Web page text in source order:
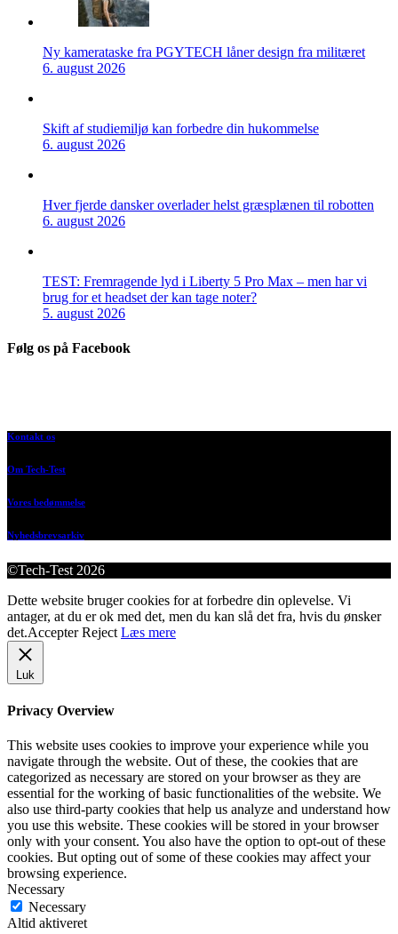
Ny kamerataske fra PGYTECH låner design fra militæret
6. august 2026
Skift af studiemiljø kan forbedre din hukommelse
6. august 2026
Hver fjerde dansker overlader helst græsplænen til robotten
6. august 2026
TEST: Fremragende lyd i Liberty 5 Pro Max – men har vi
brug for et headset der kan tage noter?
5. august 2026
Følg os på Facebook
Kontakt os
Om Tech-Test
Vores bedømmelse
Nyhedsbrevsarkiv
©Tech-Test 2026
Dette website bruger cookies for at forbedre din oplevelse. Vi
antager, at du er ok med det, men du kan slå det fra, hvis du ønsker
det.Accepter Reject Læs mere
Luk
Privacy Overview
This website uses cookies to improve your experience while you
navigate through the website. Out of these, the cookies that are
categorized as necessary are stored on your browser as they are
essential for the working of basic functionalities of the website. We
also use third-party cookies that help us analyze and understand how
you use this website. These cookies will be stored in your browser
only with your consent. You also have the option to opt-out of these
cookies. But opting out of some of these cookies may affect your
browsing experience.
Necessary
Necessary
Altid aktiveret